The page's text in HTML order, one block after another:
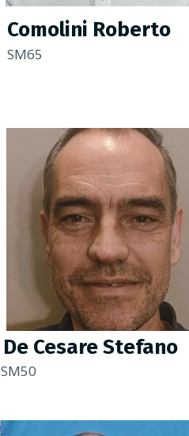
Comolini Roberto
SM65
De Cesare Stefano
SM50